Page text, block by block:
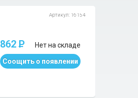
Артикул: 16154
862 P Нет на складе
Соощить о появлении